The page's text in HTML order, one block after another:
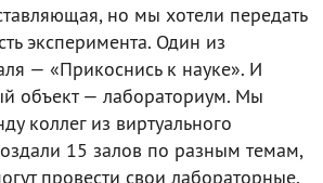
но мы хотели передать
эксперимента. Один из
— «Прикоснись к науке». И
объект — лабораториум. Мы
коллег из виртуального
15 залов по разным темам,
провести свои лабораторные.